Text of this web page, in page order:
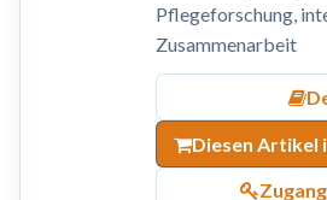
Pflegeforschung,
Zusammenarbeit
Diesen Artikel